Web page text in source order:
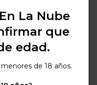
La Nube
que
edad.
de 18 años.